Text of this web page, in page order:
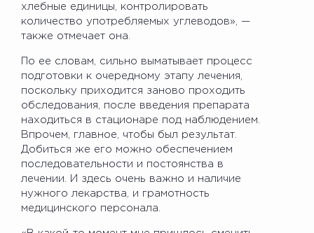
хлебные единицы, контролировать
количество употребляемых углеводов», —
также отмечает она.
По ее словам, сильно выматывает процесс
подготовки к очередному этапу лечения,
поскольку приходится заново проходить
обследования, после введения препарата
находиться в стационаре под наблюдением.
Впрочем, главное, чтобы был результат.
Добиться же его можно обеспечением
последовательности и постоянства в
лечении. И здесь очень важно и наличие
нужного лекарства, и грамотность
медицинского персонала.